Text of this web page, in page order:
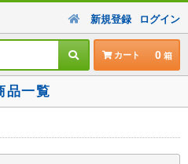
新規登録 ログイン
カート 0
品一覧